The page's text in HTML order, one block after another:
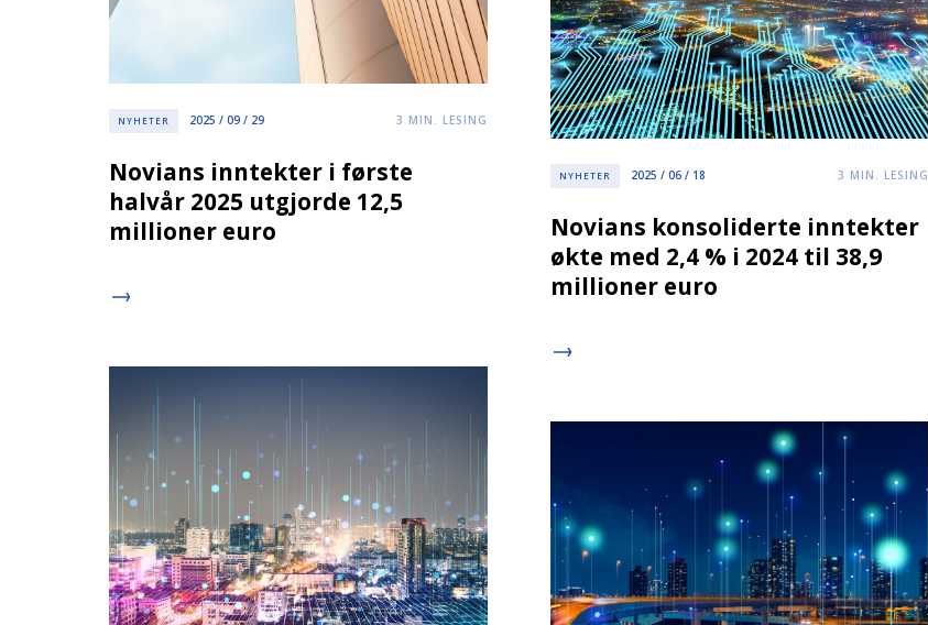
NYHETER 2025 / 09 / 29 3 MIN. LESING
Novians inntekter i første
halvår 2025 utgjorde 12,5
millioner euro
NYHETER 2025 / 06 / 18 3 MIN. LESING
Novians konsoliderte inntekter
økte med 2,4 % i 2024 til 38,9
millioner euro